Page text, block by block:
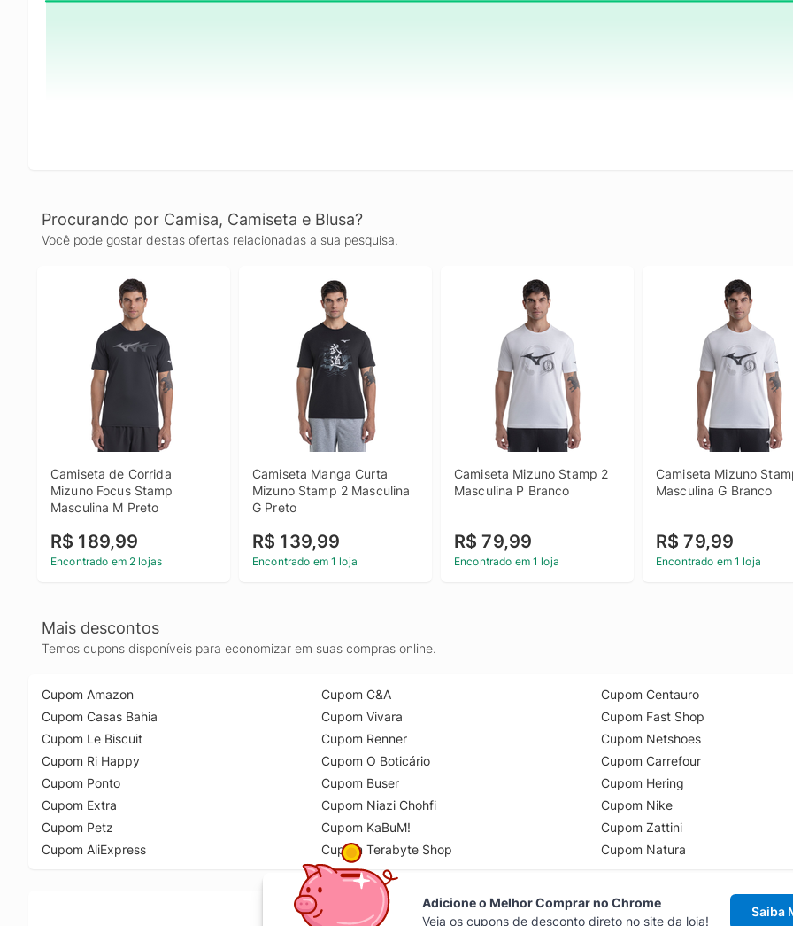
Procurando por Camisa, Camiseta e Blusa?
Você pode gostar destas ofertas relacionadas a sua pesquisa.
Camiseta de Corrida
Mizuno Focus Stamp
Masculina M Preto
R$ 189,99
Encontrado em 2 lojas
Camiseta Manga Curta
Mizuno Stamp 2 Masculina
G Preto
R$ 139,99
Encontrado em 1 loja
Camiseta Mizuno Stamp 2
Masculina P Branco
R$ 79,99
Encontrado em 1 loja
Camiseta Mizuno
Masculina G Branco
R$ 79,99
Encontrado em 1 loja
Mais descontos
Temos cupons disponíveis para economizar em suas compras online.
Cupom Amazon
Cupom Casas Bahia
Cupom Le Biscuit
Cupom Ri Happy
Cupom Ponto
Cupom Extra
Cupom Petz
Cupom AliExpress
Cupom C&A
Cupom Vivara
Cupom Renner
Cupom O Boticário
Cupom Buser
Cupom Niazi Chohfi
Cupom KaBuM!
Cupom Terabyte Shop
Cupom Centauro
Cupom Fast Shop
Cupom Netshoes
Cupom Carrefour
Cupom Hering
Cupom Nike
Cupom Zattini
Cupom Natura
Adicione o Melhor Comprar no Chrome
Veja os cupons de desconto direto no site da loja!
Saiba